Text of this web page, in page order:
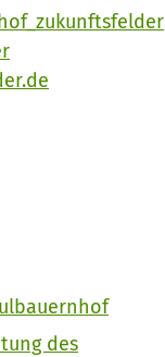
des